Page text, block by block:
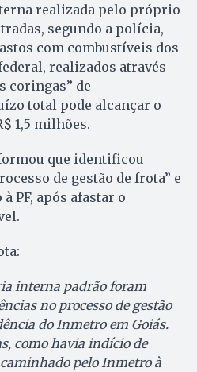
realizada pelo próprio
segundo a polícia,
com combustíveis dos
realizados através
coringas” de
total pode alcançar o
1,5 milhões.
que identificou
de gestão de frota” e
PF, após afastar o
interna padrão foram
no processo de gestão
do Inmetro em Goiás.
como havia indício de
pelo Inmetro à